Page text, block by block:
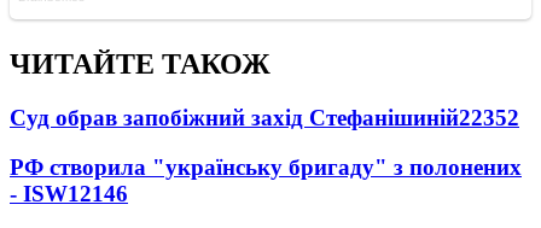
ЧИТАЙТЕ ТАКОЖ
Суд обрав запобіжний захід Стефанішиній22352
РФ створила "українську бригаду" з полонених
- ISW12146